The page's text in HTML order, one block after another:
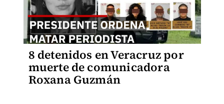
8 detenidos en Veracruz por
muerte de comunicadora
Roxana Guzmán